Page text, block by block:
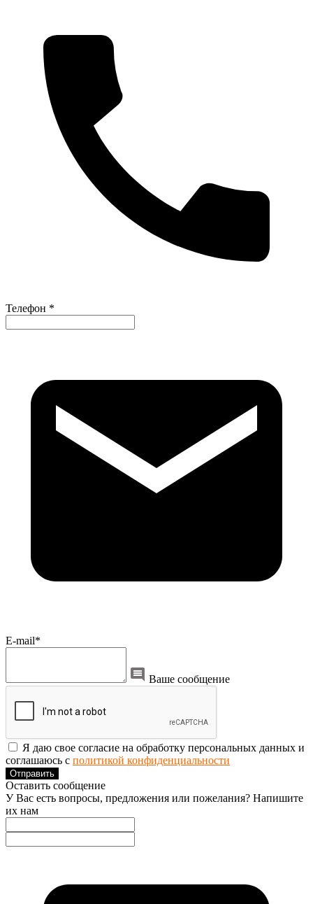
Телефон *
E-mail*
Ваше сообщение
Я даю свое согласие на обработку персональных данных и
соглашаюсь с политикой конфиденциальности
Отправить
Оставить сообщение
У Вас есть вопросы, предложения или пожелания? Напишите
их нам